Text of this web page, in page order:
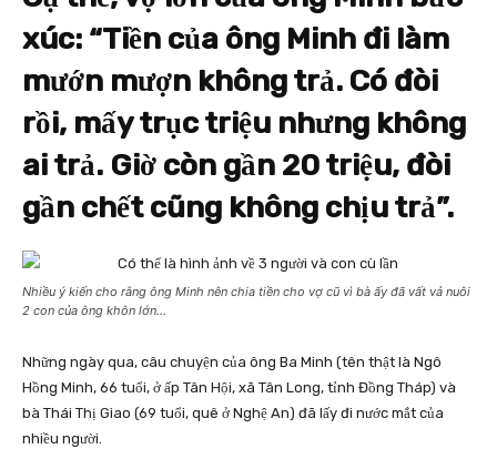
xúc: “Tiền của ông Minh đi làm
mướn mượn không trả. Có đòi
rồi, mấy trục triệu nhưng không
ai trả. Giờ còn gần 20 triệu, đòi
gần chết cũng không chịu trả”.
Nhiều ý kiến cho rằng ông Minh nên chia tiền cho vợ cũ vì bà ấy đã vất vả nuôi
2 con của ông khôn lớn…
Những ngày qua, câu chuyện của ông Ba Minh (tên thật là Ngô
Hồng Minh, 66 tuổi, ở ấp Tân Hội, xã Tân Long, tỉnh Đồng Tháp) và
bà Thái Thị Giao (69 tuổi, quê ở Nghệ An) đã lấy đi nước mắt của
nhiều người.